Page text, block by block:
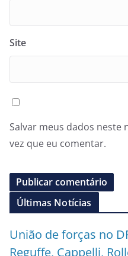
Site
Salvar meus dados neste
vez que eu comentar.
Últimas Notícias
União de forças no
Reguffe, Cappelli,